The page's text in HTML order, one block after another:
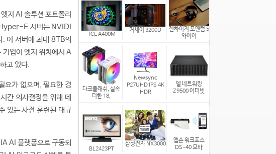
지 AI 솔루션 포트폴리
E 서버는 NVIDI
이 서버에 최대 8TB의
기업이 엣지 위치에서 A
고 있다.
요가 없으며, 필요한 경
간 의사결정을 위해 데
있는 사전 훈련된 대규
AI 플랫폼으로 구동되
TCL A400M
커세어 3200D
젠하이저 모멘텀 5
와이어
다크플래쉬, 실속
더한 18,
Newsync
P27UHD IPS 4K
HDR
델 네트워킹
Z9500 이더넷
BL2423PT
삼성전자 NX3000
엡손 워크포스
DS-40 모바